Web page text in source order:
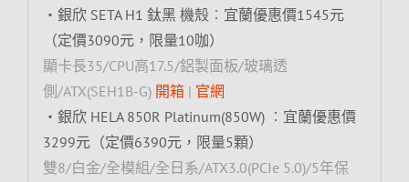
‧銀欣 SETA H1 鈦黑 機殼︰宜蘭優惠價1545元
（定價3090元，限量10咖）
顯卡長35/CPU高17.5/鋁製面板/玻璃透
側/ATX(SEH1B-G) 開箱| 官網
‧銀欣 HELA 850R Platinum(850W) ︰宜蘭優惠價
3299元（定價6390元，限量5顆）
雙8/白金/全模組/全日系/ATX3.0(PCIe 5.0)/5年保